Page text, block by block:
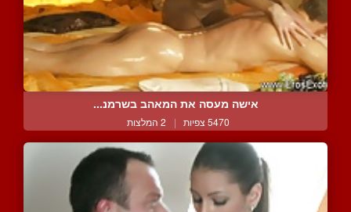
אישה מעסה את המאהב בשרמנ...
5470 צפיות | 2 המלצות